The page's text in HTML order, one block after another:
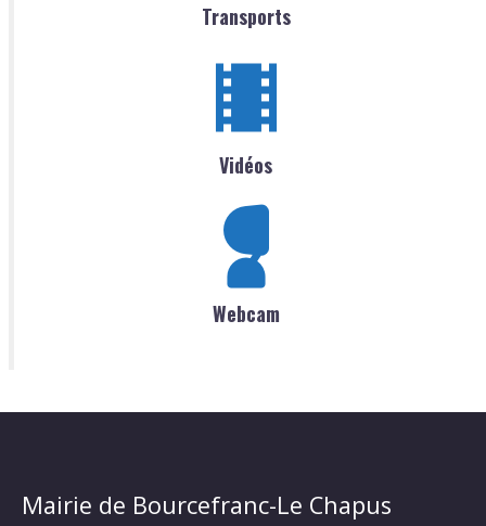
Transports
Vidéos
Webcam
Mairie de Bourcefranc-Le Chapus